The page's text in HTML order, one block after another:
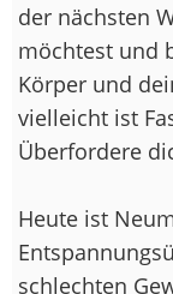
der nächsten
möchtest und
Körper und
vielleicht ist
Überfordere
Heute ist
schlechten